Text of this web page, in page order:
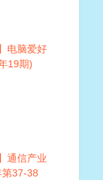
电脑爱好
19期)
通信产业
37-38